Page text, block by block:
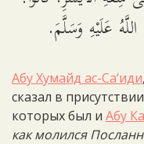
عَلَيْهِ وَسَلَّمَ.
Абу Хумайд ас-Са‘иди
сказал в
которых был и Абу
как молился